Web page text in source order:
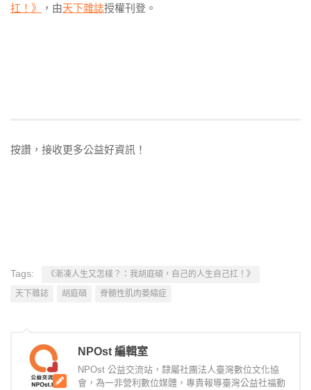
扛！》 ，由天下雜誌授權刊登。
按讚，接收更多公益好資訊！
Tags:
《漸凍人生又怎樣？：我胡庭碩，自己的人生自己扛！》
天下雜誌
胡庭碩 脊髓性肌肉萎縮症
NPOst 編輯室
NPOst 公益交流站，隸屬社團法人臺灣數位文化協
會，為一非營利數位媒體，專責報導臺灣公益社福動